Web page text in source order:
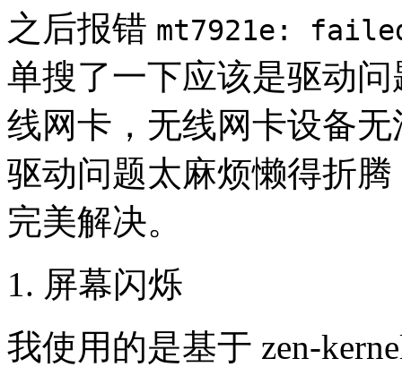
之后报错 mt7921e:
单搜了一下应该是驱动
线网卡，无线网卡设备
驱动问题太麻烦懒得折
完美解决。
屏幕闪烁
我使用的是基于 zen-